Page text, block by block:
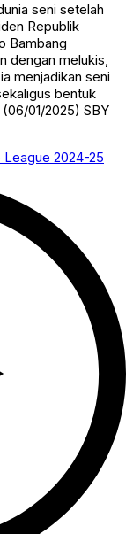
seni setelah
Republik
Bambang
dengan melukis,
menjadikan seni
bentuk
01/2025) SBY